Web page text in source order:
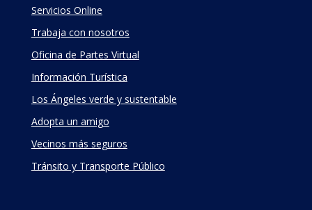
Servicios Online
Trabaja con nosotros
Oficina de Partes Virtual
Información Turística
Los Ángeles verde y sustentable
Adopta un amigo
Vecinos más seguros
Tránsito y Transporte Público